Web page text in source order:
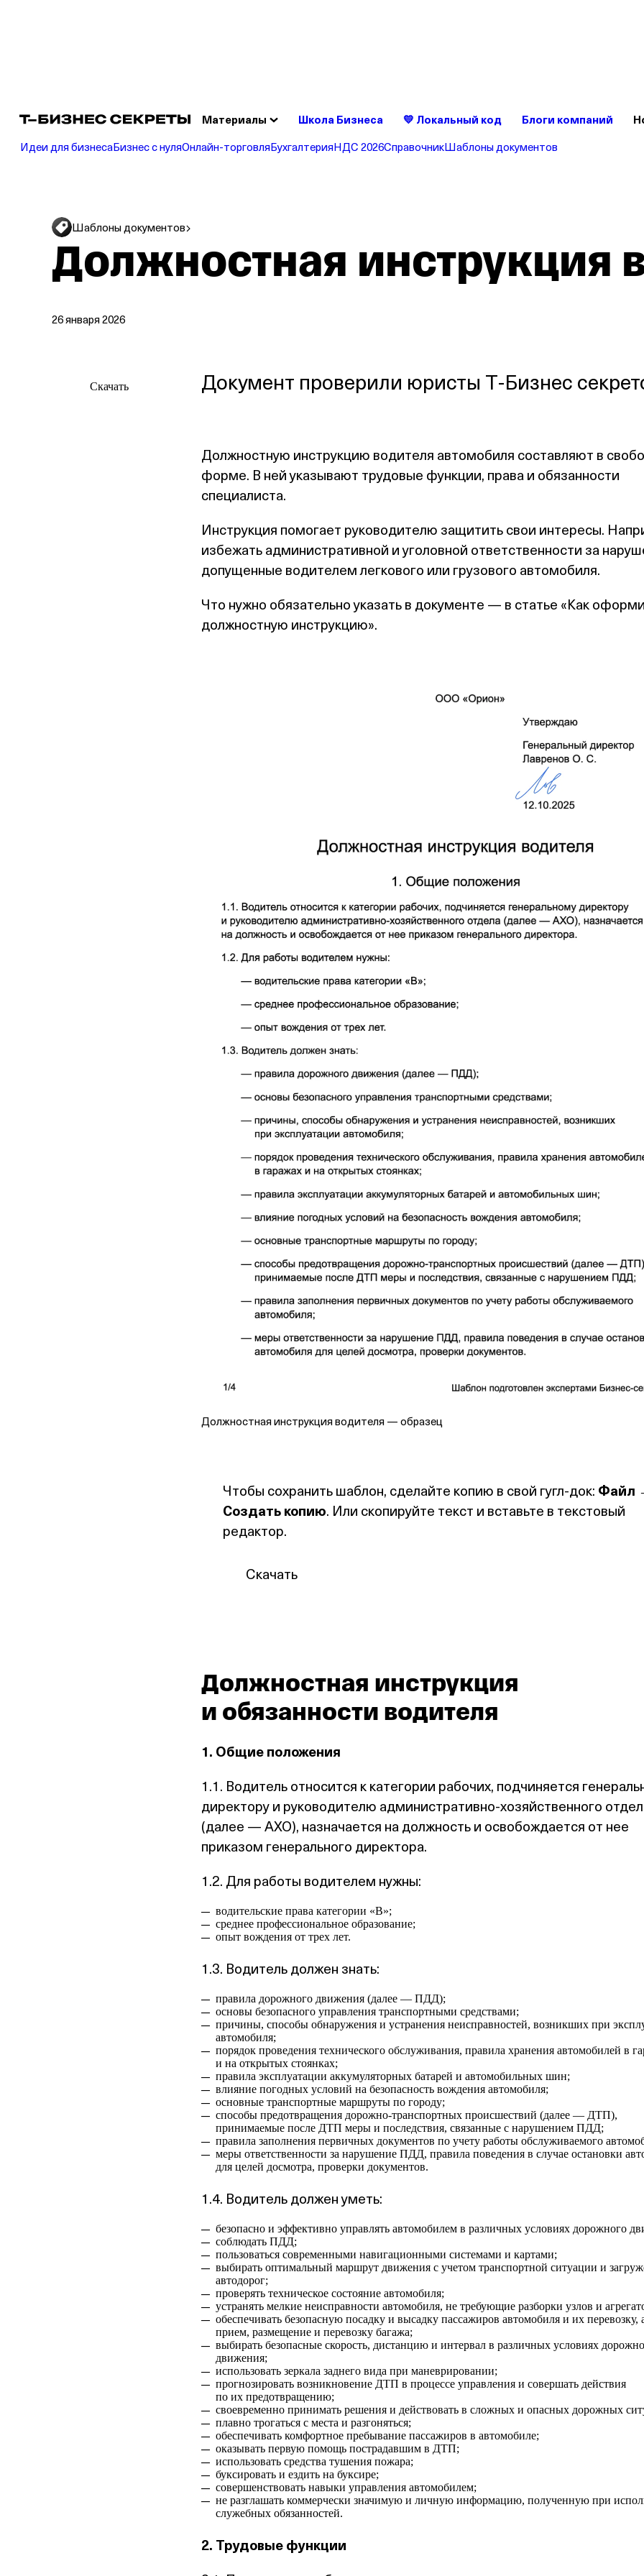
Материалы Школа Бизнеса 💛 Локальный код Блоги компаний
Идеи для бизнесаБизнес с нуляОнлайн‑торговляБухгалтерияНДС 2026СправочникШаблоны документов
Шаблоны документов
Должностная инструкция
26 января 2026
Скачать Документ проверили юристы Т‑Бизнес
Должностную инструкцию водителя автомобиля составляют в
форме. В ней указывают трудовые функции, права и обязанности
специалиста.
Инструкция помогает руководителю защитить свои интересы.
избежать административной и уголовной ответственности за
допущенные водителем легкового или грузового автомобиля.
Что нужно обязательно указать в документе — в статье «Как
должностную инструкцию».
Должностная инструкция водителя — образец
Чтобы сохранить шаблон, сделайте копию в свой гугл‑док: Файл
Создать копию. Или скопируйте текст и вставьте в текстовый
редактор.
Скачать
Должностная инструкция
и обязанности водителя
1. Общие положения
1.1. Водитель относится к категории рабочих, подчиняется
директору и руководителю административно‑хозяйственного
(далее — АХО), назначается на должность и освобождается от нее
приказом генерального директора.
1.2. Для работы водителем нужны:
водительские права категории «В»;
среднее профессиональное образование;
опыт вождения от трех лет.
1.3. Водитель должен знать:
правила дорожного движения (далее — ПДД);
основы безопасного управления транспортными средствами;
причины, способы обнаружения и устранения неисправностей, возникших при
автомобиля;
порядок проведения технического обслуживания, правила хранения автомобилей в
и на открытых стоянках;
правила эксплуатации аккумуляторных батарей и автомобильных шин;
влияние погодных условий на безопасность вождения автомобиля;
основные транспортные маршруты по городу;
способы предотвращения дорожно‑транспортных происшествий (далее — ДТП),
принимаемые после ДТП меры и последствия, связанные с нарушением ПДД;
правила заполнения первичных документов по учету работы обслуживаемого
меры ответственности за нарушение ПДД, правила поведения в случае остановки
для целей досмотра, проверки документов.
1.4. Водитель должен уметь:
безопасно и эффективно управлять автомобилем в различных условиях дорожного
соблюдать ПДД;
пользоваться современными навигационными системами и картами;
выбирать оптимальный маршрут движения с учетом транспортной ситуации и
автодорог;
проверять техническое состояние автомобиля;
устранять мелкие неисправности автомобиля, не требующие разборки узлов и
обеспечивать безопасную посадку и высадку пассажиров автомобиля и их перевозку,
прием, размещение и перевозку багажа;
выбирать безопасные скорость, дистанцию и интервал в различных условиях
движения;
использовать зеркала заднего вида при маневрировании;
прогнозировать возникновение ДТП в процессе управления и совершать действия
по их предотвращению;
своевременно принимать решения и действовать в сложных и опасных дорожных
плавно трогаться с места и разгоняться;
обеспечивать комфортное пребывание пассажиров в автомобиле;
оказывать первую помощь пострадавшим в ДТП;
использовать средства тушения пожара;
буксировать и ездить на буксире;
совершенствовать навыки управления автомобилем;
не разглашать коммерчески значимую и личную информацию, полученную при
служебных обязанностей.
2. Трудовые функции